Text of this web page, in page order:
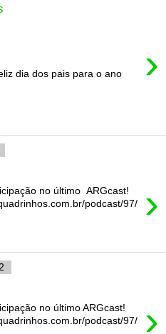
›
dia dos pais para o ano
›
no último ARGcast!
podcast/97/
›
no último ARGcast!
podcast/97/